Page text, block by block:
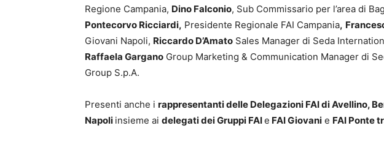
Regione Campania, Dino Falconio, Sub Commissario per l’area di
Pontecorvo Ricciardi, Presidente Regionale FAI Campania,
Giovani Napoli, Riccardo D’Amato Sales Manager di Seda
Raffaela Gargano Group Marketing & Communication Manager di
Group S.p.A.
Presenti anche i rappresentanti delle Delegazioni FAI di Avellino,
Napoli insieme ai delegati dei Gruppi FAIe FAI Giovani e FAI Ponte